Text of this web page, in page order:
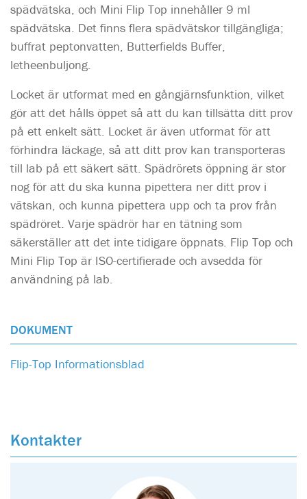
spädvätska, och Mini Flip Top innehåller 9 ml
spädvätska. Det finns flera spädvätskor tillgängliga;
buffrat peptonvatten, Butterfields Buffer,
letheenbuljong.
Locket är utformat med en gångjärnsfunktion, vilket
gör att det hålls öppet så att du kan tillsätta ditt prov
på ett enkelt sätt. Locket är även utformat för att
förhindra läckage, så att ditt prov kan transporteras
till lab på ett säkert sätt. Spädrörets öppning är stor
nog för att du ska kunna pipettera ner ditt prov i
vätskan, och kunna pipettera upp och ta prov från
spädröret. Varje spädrör har en tätning som
säkerställer att det inte tidigare öppnats. Flip Top och
Mini Flip Top är ISO-certifierade och avsedda för
användning på lab.
DOKUMENT
Flip-Top Informationsblad
Kontakter